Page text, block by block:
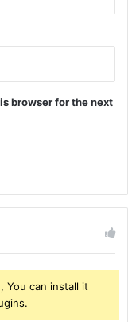
browser for the next
You can install it